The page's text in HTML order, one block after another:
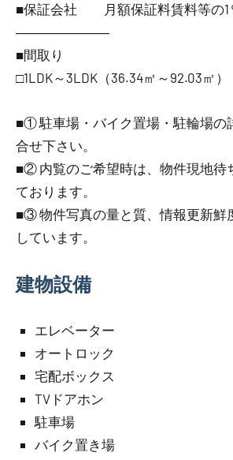
■保証会社 月額保証料賃料等の1
―――――――
■間取り
□1LDK～3LDK（36.34㎡～92.03㎡）
■① 駐車場・バイク置場・駐輪場の
合せ下さい。
■② 内覧のご希望時は、物件現地待
ております。
■③ 物件写真の量と質、情報更新鮮
しています。
建物設備
エレベーター
オートロック
宅配ボックス
TVドアホン
駐車場
バイク置き場